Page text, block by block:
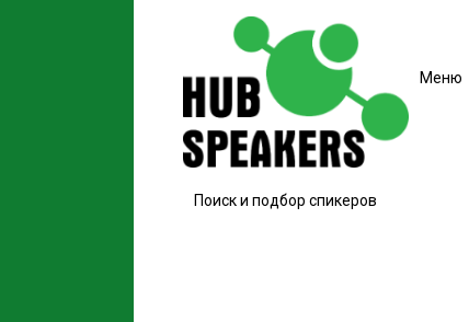
Поиск и подбор спикеров
Меню